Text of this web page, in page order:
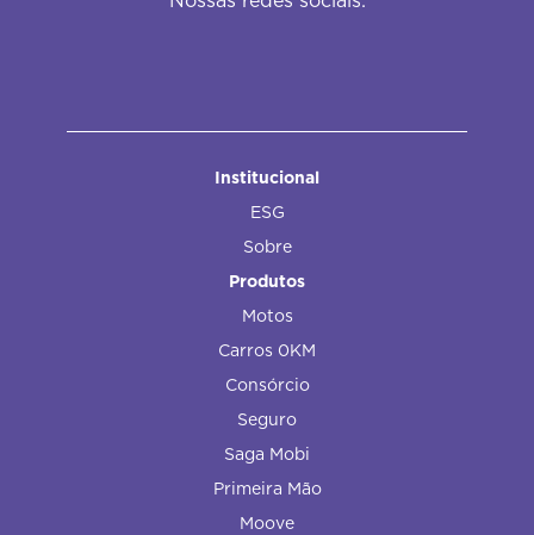
Institucional
ESG
Sobre
Produtos
Motos
Carros 0KM
Consórcio
Seguro
Saga Mobi
Primeira Mão
Moove